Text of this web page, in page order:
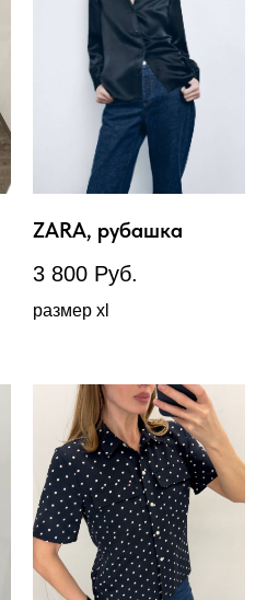
ZARA, рубашка
3 800 Руб.
размер xl